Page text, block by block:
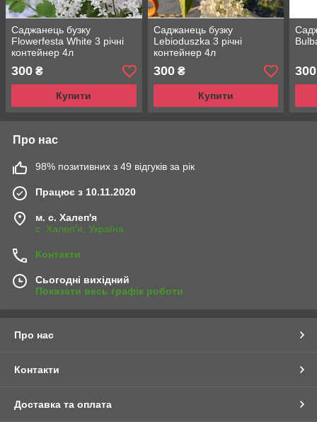
Саджанець бузку
Flowerfesta White 3 річні
контейнер 4л
300 ₴
Купити
Саджанець бузку
Lebioduszka 3 річні
контейнер 4л
300₴
Купити
300
Про нас
98% позитивних з 49 відгуків за рік
Працює з 10.11.2020
м. с. Халеп'я
с. Халеп'я, Україна
Контакти
Сьогодні вихідний
Показати весь графік роботи
Про нас
Контакти
Доставка та оплата